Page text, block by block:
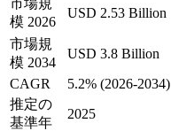
模 2026
USD 2.53 Billion
市場規
模 2034
USD 3.8 Billion
CAGR
5.2% (2026-2034)
推定の
基準年
2025